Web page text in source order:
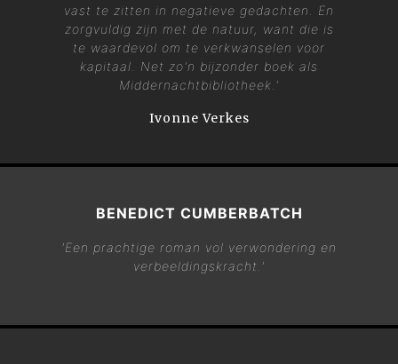
vast te zitten in negatieve gedachten. En
zorgvuldig zijn met de natuur, want die is
te waardevol om te verkwanselen voor
kapitaal. Net zo'n bijzonder boek als
Middernachtbibliotheek .'
Ivonne Verkes
BENEDICT CUMBERBATCH
'Een prachtige roman vol verwondering en
verbeeldingskracht.'